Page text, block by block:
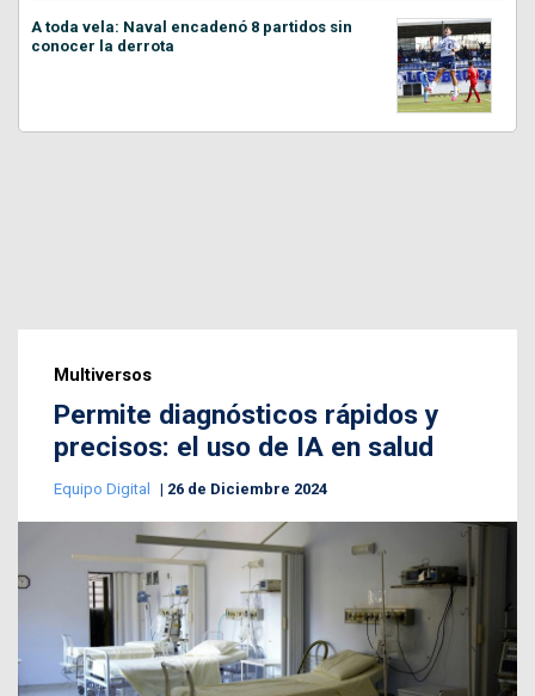
A toda vela: Naval encadenó 8 partidos sin
conocer la derrota
Multiversos
Permite diagnósticos rápidos y
precisos: el uso de IA en salud
Equipo Digital 26 de Diciembre 2024